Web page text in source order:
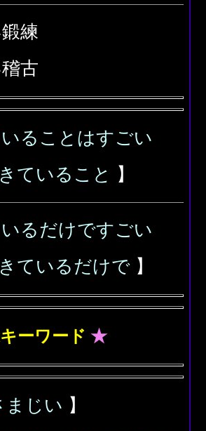
練
古
ることはすごい
ていること 】
るだけですごい
ているだけで 】
ーワード ★
まじい 】